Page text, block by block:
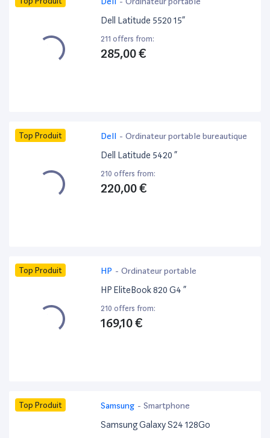
Dell Latitude 5520 15”
211 offers from:
285,00 €
Top Produit Dell - Ordinateur portable bureautique
Dell Latitude 5420 ”
210 offers from:
220,00 €
Top Produit HP - Ordinateur portable
HP EliteBook 820 G4 ”
210 offers from:
169,10 €
Top Produit Samsung - Smartphone
Samsung Galaxy S24 128Go